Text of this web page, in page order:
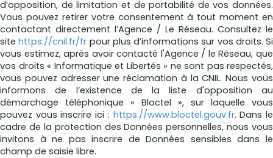
d’opposition, de limitation et de portabilité de vos données.
Vous pouvez retirer votre consentement à tout moment en
contactant directement l’Agence / Le Réseau. Consultez le
sitehttps://cnil.fr/fr pour plus d’informations sur vos droits. Si
vous estimez, après avoir contacté l'Agence / le Réseau, que
vos droits « Informatique et Libertés » ne sont pas respectés,
vous pouvez adresser une réclamation à la CNIL. Nous vous
informons de l’existence de la liste d'opposition au
démarchage téléphonique « Bloctel », sur laquelle vous
pouvez vous inscrire ici : https://www.bloctel.gouv.fr. Dans le
cadre de la protection des Données personnelles, nous vous
invitons à ne pas inscrire de Données sensibles dans le
champ de saisie libre.